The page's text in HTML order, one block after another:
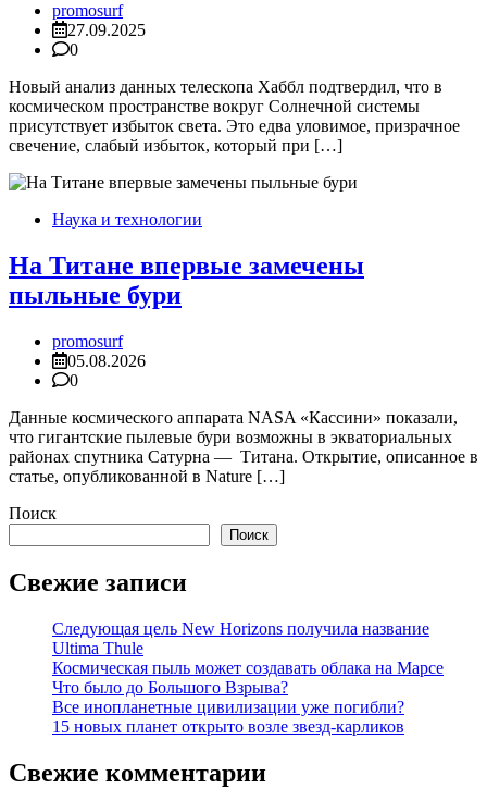
promosurf
27.09.2025
0
Новый анализ данных телескопа Хаббл подтвердил, что в
космическом пространстве вокруг Солнечной системы
присутствует избыток света. Это едва уловимое, призрачное
свечение, слабый избыток, который при […]
Наука и технологии
На Титане впервые замечены
пыльные бури
promosurf
05.08.2026
0
Данные космического аппарата NASA «Кассини» показали,
что гигантские пылевые бури возможны в экваториальных
районах спутника Сатурна — Титана. Открытие, описанное в
статье, опубликованной в Nature […]
Поиск
Поиск
Свежие записи
Следующая цель New Horizons получила название
Ultima Thule
Космическая пыль может создавать облака на Марсе
Что было до Большого Взрыва?
Все инопланетные цивилизации уже погибли?
15 новых планет открыто возле звезд-карликов
Свежие комментарии